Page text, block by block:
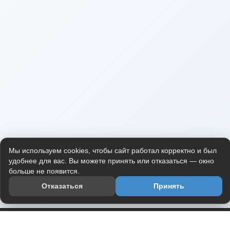
Мы используем cookies, чтобы сайт работал корректно и был
удобнее для вас. Вы можете принять или отказаться — окно
больше не появится.
Отказаться
Принять